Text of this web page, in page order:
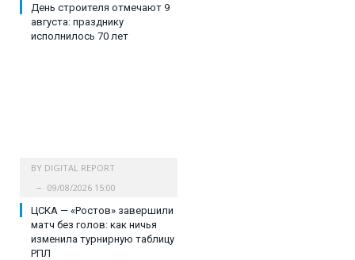
День строителя отмечают 9
августа: празднику
исполнилось 70 лет
BY DIGITAL REPORT
09/08/2026 15:00
ЦСКА — «Ростов» завершили
матч без голов: как ничья
изменила турнирную таблицу
РПЛ